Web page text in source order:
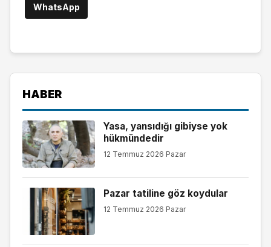
WhatsApp
HABER
Yasa, yansıdığı gibiyse yok
hükmündedir
12 Temmuz 2026 Pazar
Pazar tatiline göz koydular
12 Temmuz 2026 Pazar